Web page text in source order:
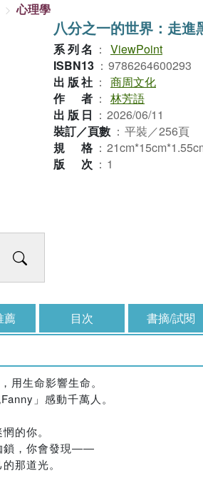
心理學
八分之一的世界：走進
系列名 ： ViewPoint
ISBN13 ： 9786264600293
出版社 ： 商周文化
作者 ： 林芳語
出版日 ： 2026/06/11
裝訂／頁數 ： 平裝／256頁
規格 ：
版次 ： 1
薦 目次 書摘/試閱
用生命影響生命。
」感動千萬人。
的你。
鎖，你會發現――
那道光。